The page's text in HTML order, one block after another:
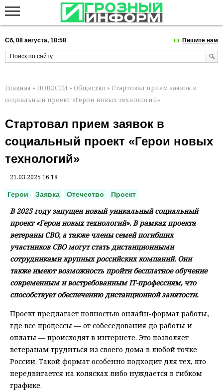
Сб, 08 августа, 18:58 Пишите нам
Главная » НОВОСТИ » Общество » Стартовал прием заявок в
социальный проект «Герои новых технологий»
Стартовал прием заявок в
социальный проект «Герои новых
технологий»
21.03.2025 16:18
Герои Заявка Отечество Проект
В 2025 году запущен новый уникальный социальный
проект «Герои новых технологий». В рамках проекта
ветераны СВО, а также члены семей погибших
участников СВО могут стать дистанционными
сотрудниками крупных российских компаний. Они
также имеют возможность пройти бесплатное обучение
современным и востребованным IT-профессиям, что
способствует обеспечению дистанционной занятости.
Проект предлагает полностью онлайн-формат работы,
где все процессы — от собеседования до работы и
оплаты — происходят в интернете. Это позволяет
ветеранам трудиться из своего дома в любой точке
России. Такой формат особенно подходит для тех, кто
передвигается на колясках либо нуждается в гибком
графике.